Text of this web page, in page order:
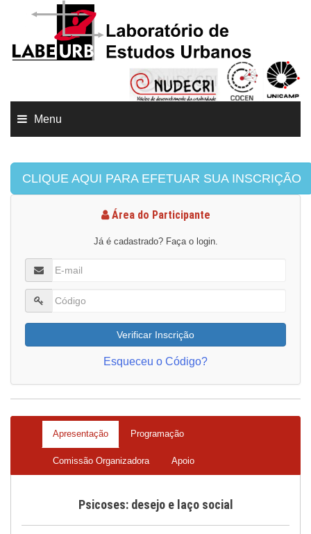
Menu
CLIQUE AQUI PARA EFETUAR SUA INSCRIÇÃO
Área do Participante
Já é cadastrado? Faça o login.
Verificar Inscrição
Esqueceu o Código?
Apresentação Programação
Comissão Organizadora Apoio
Psicoses: desejo e laço social